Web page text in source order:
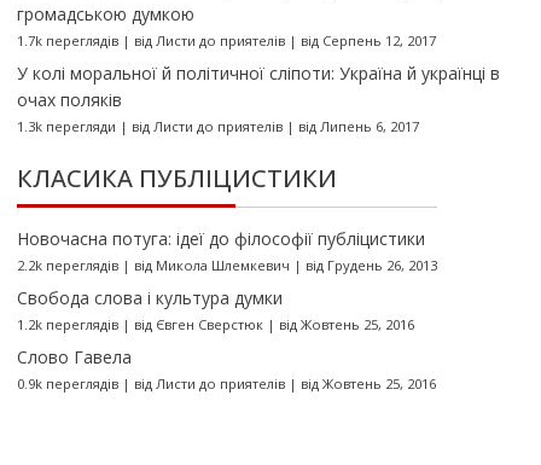
громадською думкою
1.7k переглядів| від Листи до приятелів| від Серпень 12, 2017
У колі моральної й політичної сліпоти: Україна й українці в
очах поляків
1.3k перегляди | від Листи до приятелів| від Липень 6, 2017
КЛАСИКА ПУБЛІЦИСТИКИ
Новочасна потуга: ідеї до філософії публіцистики
2.2k переглядів| від Микола Шлемкевич | від Грудень 26, 2013
Свобода слова і культура думки
1.2k переглядів| від Євген Сверстюк| від Жовтень 25, 2016
Слово Гавела
0.9k переглядів| від Листи до приятелів| від Жовтень 25, 2016